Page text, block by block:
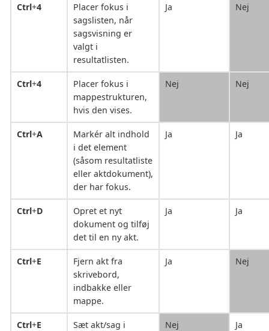
Ctrl+4
Placer fokus i
sagslisten, når
sagsvisning er
valgt i
resultatlisten.
Ja Nej
Ctrl+4
Placer fokus i
mappestrukturen,
hvis den vises.
Nej Nej
Ctrl+A
Markér alt indhold
i det element
(såsom resultatliste
eller aktdokument),
der har fokus.
Ja Ja
Ctrl+D
Opret et nyt
dokument og tilføj
det til en ny akt.
Ja Ja
Ctrl+E
Fjern akt fra
skrivebord,
indbakke eller
mappe.
Ja Nej
Ctrl+E Sæt akt/sag i Nej Ja